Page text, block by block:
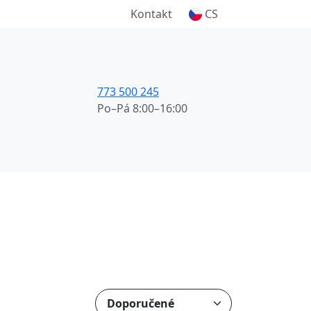
Kontakt CS
773 500 245
Po–Pá 8:00–16:00